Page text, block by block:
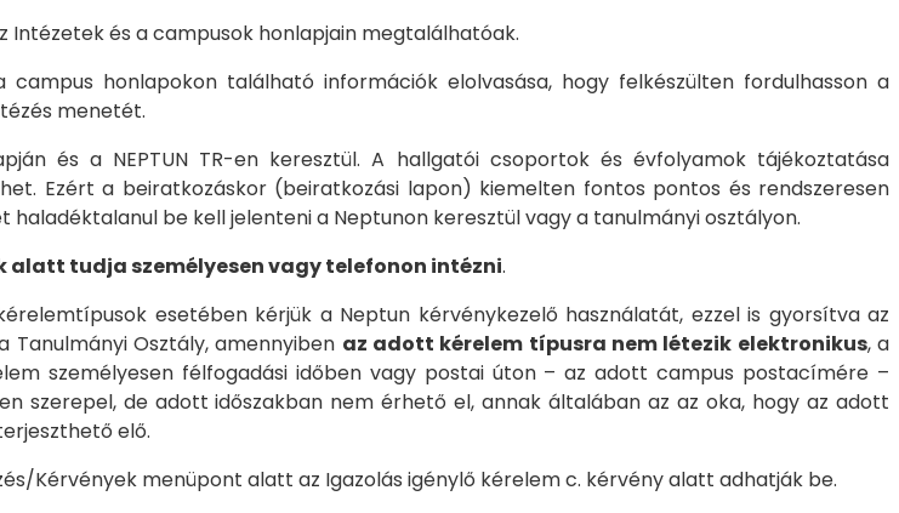
és a campusok honlapjain megtalálhatóak.
honlapokon található információk elolvasása, hogy felkészülten fordulhasson a
menetét.
és a NEPTUN TR-en keresztül. A hallgatói csoportok és évfolyamok tájékoztatása
Ezért a beiratkozáskor (beiratkozási lapon) kiemelten fontos pontos és rendszeresen
be kell jelenteni a Neptunon keresztül vagy a tanulmányi osztályon.
tudja személyesen vagy telefonon intézni.
esetében kérjük a Neptun kérvénykezelő használatát, ezzel is gyorsítva az
Osztály, amennyiben az adott kérelem típusra nem létezik elektronikus, a
személyesen félfogadási időben vagy postai úton – az adott campus postacímére –
szerepel, de adott időszakban nem érhető el, annak általában az az oka, hogy az adott
elő.
Kérvények menüpont alatt az Igazolás igénylő kérelem c. kérvény alatt adhatják be.